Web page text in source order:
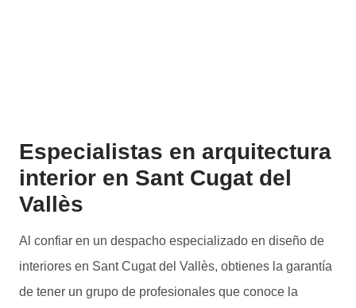
Especialistas en arquitectura
interior en Sant Cugat del
Vallès
Al confiar en un despacho especializado en diseño de
interiores en Sant Cugat del Vallès, obtienes la garantía
de tener un grupo de profesionales que conoce la